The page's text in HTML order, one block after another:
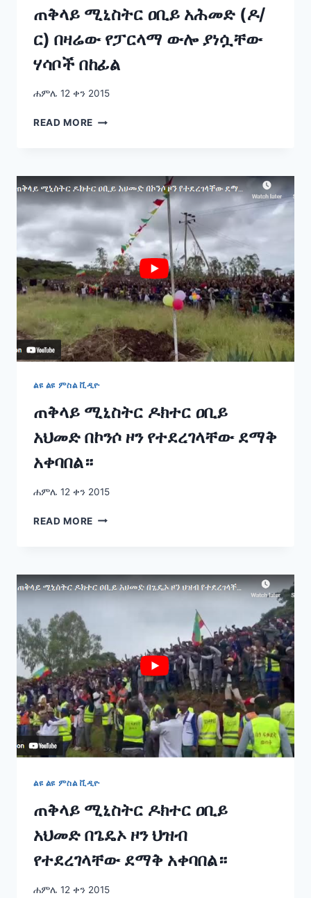
ጠቅላይ ሚኒስትር ዐቢይ አሕመድ (ዶ/
ር) በዛሬው የፓርላማ ውሎ ያነሷቸው
ሃሳቦች በከፊል
ሐምሌ 12 ቀን 2015
READ MORE ጠቅላይ
(ዶ/
ር)
በዛሬው
የፓርላማ
ውሎ
ያነሷቸው
ሃሳቦች
በከፊል
ልዩ ልዩ ምስል ቪዲዮ
ጠቅላይ ሚኒስትር ዶክተር ዐቢይ
አህመድ በኮንሶ ዞን የተደረገላቸው ደማቅ
አቀባበል።
ሐምሌ 12 ቀን 2015
READ MORE ጠቅላይ
አህመድ
በኮንሶ
ደማቅ
አቀባበል።
ልዩ ልዩ ምስል ቪዲዮ
ጠቅላይ ሚኒስትር ዶክተር ዐቢይ
አህመድ በጌዴኦ ዞን ህዝብ
የተደረገላቸው ደማቅ አቀባበል።
ሐምሌ 12 ቀን 2015